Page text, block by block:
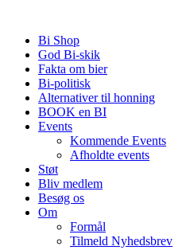
indholdBi Shop
God Bi-skik
Fakta om bier
Bi-politisk
Alternativer til honning
BOOK en BI
Events
Kommende Events
Afholdte events
Støt
Bliv medlem
Besøg os
Om
Formål
Tilmeld Nyhedsbrev